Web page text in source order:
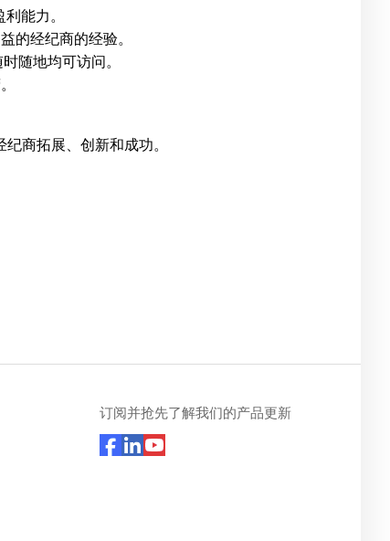
能力。
的经纪商的经验。
随地均可访问。
商拓展、创新和成功。
订阅并抢先了解我们的产品更新